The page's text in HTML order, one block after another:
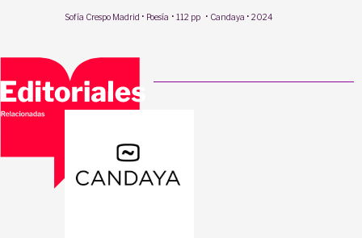
Sofía Crespo Madrid · Poesía · 112 pp · Candaya · 2024